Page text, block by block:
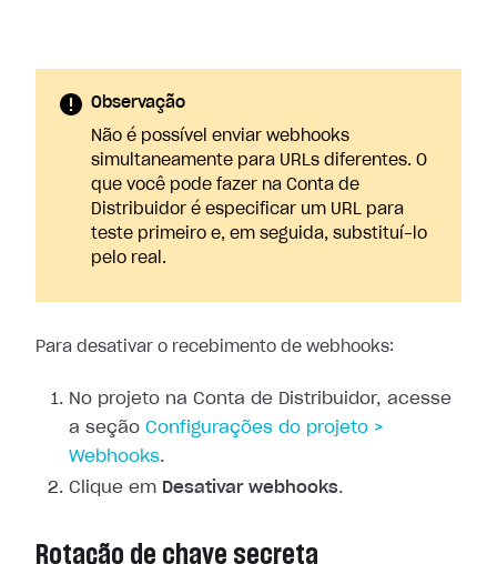
Observação
Não é possível enviar webhooks
simultaneamente para URLs diferentes. O
que você pode fazer na Conta de
Distribuidor é especificar um URL para
teste primeiro e, em seguida, substituí-lo
pelo real.
Para desativar o recebimento de webhooks:
No projeto na Conta de Distribuidor, acesse
a seção Configurações do projeto >
Webhooks.
Clique em Desativar webhooks.
Rotação de chave secreta